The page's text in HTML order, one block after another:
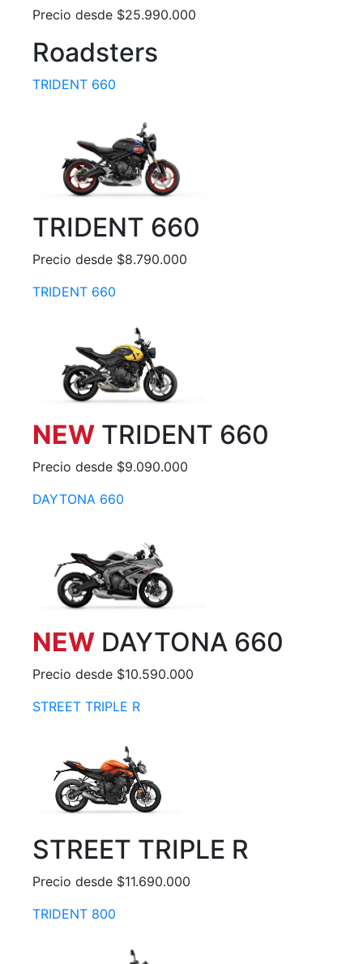
Precio desde $25.990.000
Roadsters
TRIDENT 660
TRIDENT 660
Precio desde $8.790.000
TRIDENT 660
NEW TRIDENT 660
Precio desde $9.090.000
DAYTONA 660
NEW DAYTONA 660
Precio desde $10.590.000
STREET TRIPLE R
STREET TRIPLE R
Precio desde $11.690.000
TRIDENT 800